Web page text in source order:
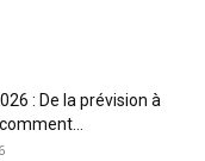
: De la prévision à